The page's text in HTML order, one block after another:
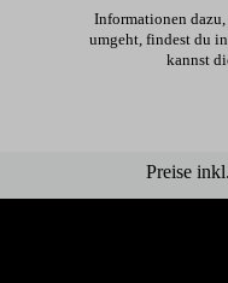
Informationen
umgeht, findest du
kannst
Preise